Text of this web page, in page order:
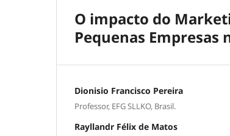
O impacto do
Pequenas Empresas
Dionisio Francisco Pereira
Professor, EFG SLLKO, Brasil.
Rayllandr Félix de Matos